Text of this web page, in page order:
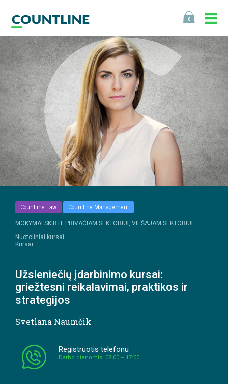
0
Countline Law Countline Management
MOKYMAI SKIRTI: PRIVAČIAM SEKTORIUI, VIEŠAJAM SEKTORIUI
Nuotoliniai kursai.
Kursai.
Užsieniečių įdarbinimo kursai:
griežtesni reikalavimai, praktikos ir
strategijos
Svetlana Naumčik
Registruotis telefonu
Darbo dienomis: 08:00 – 17:00